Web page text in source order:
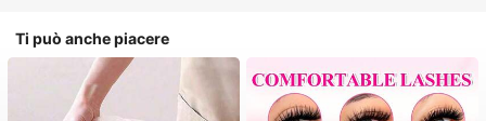
Ti può anche piacere